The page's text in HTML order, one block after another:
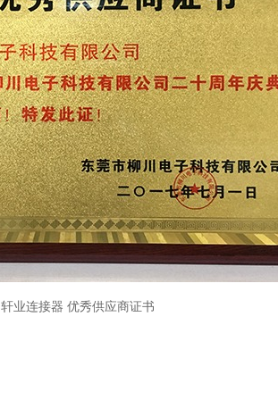
轩业连接器 优秀供应商证书